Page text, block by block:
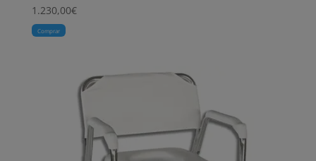
1.230,00€
Comprar